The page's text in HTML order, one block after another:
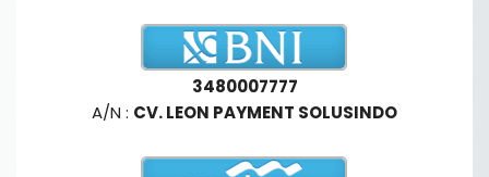
3480007777
A/N : CV. LEON PAYMENT SOLUSINDO